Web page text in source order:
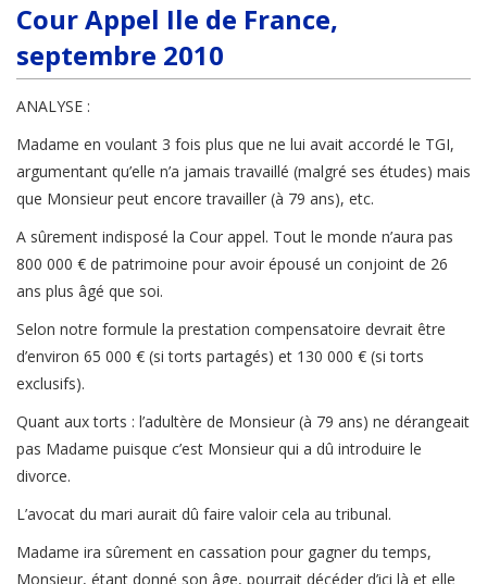
Cour Appel Ile de France,
septembre 2010
ANALYSE :
Madame en voulant 3 fois plus que ne lui avait accordé le TGI,
argumentant qu’elle n’a jamais travaillé (malgré ses études) mais
que Monsieur peut encore travailler (à 79 ans), etc.
A sûrement indisposé la Cour appel. Tout le monde n’aura pas
800 000 € de patrimoine pour avoir épousé un conjoint de 26
ans plus âgé que soi.
Selon notre formule la prestation compensatoire devrait être
d’environ 65 000 € (si torts partagés) et 130 000 € (si torts
exclusifs).
Quant aux torts : l’adultère de Monsieur (à 79 ans) ne dérangeait
pas Madame puisque c’est Monsieur qui a dû introduire le
divorce.
L’avocat du mari aurait dû faire valoir cela au tribunal.
Madame ira sûrement en cassation pour gagner du temps,
Monsieur, étant donné son âge, pourrait décéder d’ici là et elle